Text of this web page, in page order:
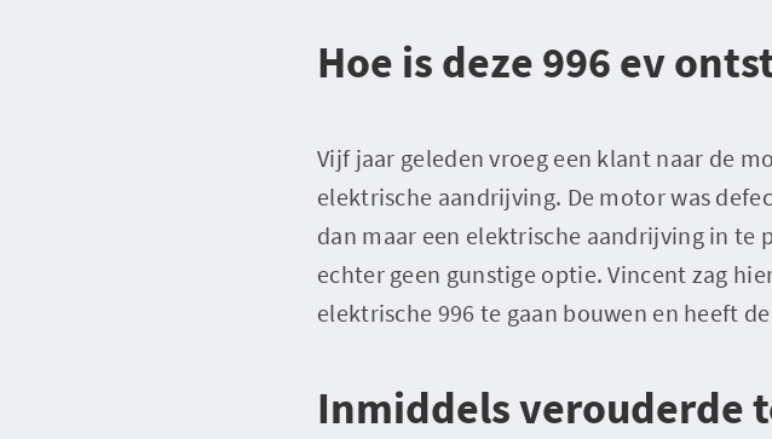
Hoe is deze 996 ev
Vijf jaar geleden vroeg een klant naar de
elektrische aandrijving. De motor was
dan maar een elektrische aandrijving in te
echter geen gunstige optie. Vincent zag
elektrische 996 te gaan bouwen en heeft
Inmiddels verouderde